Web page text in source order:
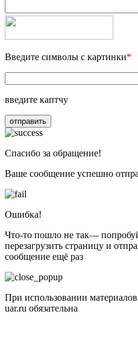
Введите символы с картинки*
введите каптчу
отправить
Спасибо за обращение!
Ваше сообщение успешно
Ошибка!
Что-то пошло не так—
перезагрузить страницу и
сообщение ещё раз
При использовании
uar.ru обязательна